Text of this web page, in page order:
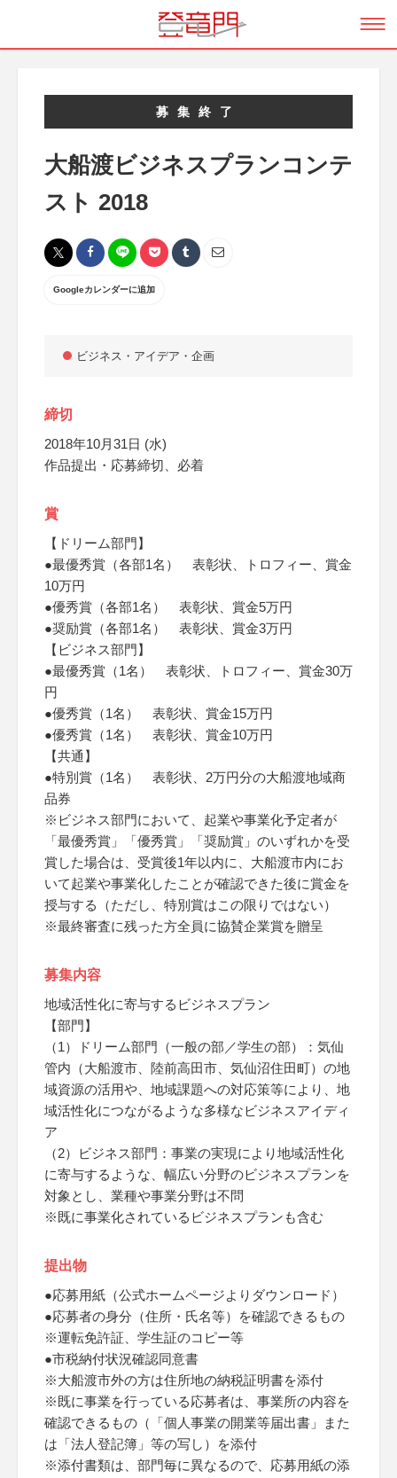
募集終了
大船渡ビジネスプランコンテ
スト 2018
Googleカレンダーに追加
ビジネス・アイデア・企画
締切
2018年10月31日 (水)
作品提出・応募締切、必着
賞
【ドリーム部門】
●最優秀賞（各部1名） 表彰状、トロフィー、賞金
10万円
●優秀賞（各部1名） 表彰状、賞金5万円
●奨励賞（各部1名） 表彰状、賞金3万円
【ビジネス部門】
●最優秀賞（1名） 表彰状、トロフィー、賞金30万
円
●優秀賞（1名） 表彰状、賞金15万円
●優秀賞（1名） 表彰状、賞金10万円
【共通】
●特別賞（1名） 表彰状、2万円分の大船渡地域商
品券
※ビジネス部門において、起業や事業化予定者が
「最優秀賞」「優秀賞」「奨励賞」のいずれかを受
賞した場合は、受賞後1年以内に、大船渡市内にお
いて起業や事業化したことが確認できた後に賞金を
授与する（ただし、特別賞はこの限りではない）
※最終審査に残った方全員に協賛企業賞を贈呈
募集内容
地域活性化に寄与するビジネスプラン
【部門】
（1）ドリーム部門（一般の部／学生の部）：気仙
管内（大船渡市、陸前高田市、気仙沼住田町）の地
域資源の活用や、地域課題への対応策等により、地
域活性化につながるような多様なビジネスアイディ
ア
（2）ビジネス部門：事業の実現により地域活性化
に寄与するような、幅広い分野のビジネスプランを
対象とし、業種や事業分野は不問
※既に事業化されているビジネスプランも含む
提出物
●応募用紙（公式ホームページよりダウンロード）
●応募者の身分（住所・氏名等）を確認できるもの
※運転免許証、学生証のコピー等
●市税納付状況確認同意書
※大船渡市外の方は住所地の納税証明書を添付
※既に事業を行っている応募者は、事業所の内容を
確認できるもの（「個人事業の開業等届出書」また
は「法人登記簿」等の写し）を添付
※添付書類は、部門毎に異なるので、応募用紙の添